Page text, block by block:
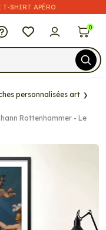
T-SHIRT APÉRO
0
personnalisées art
Rottenhammer - Le